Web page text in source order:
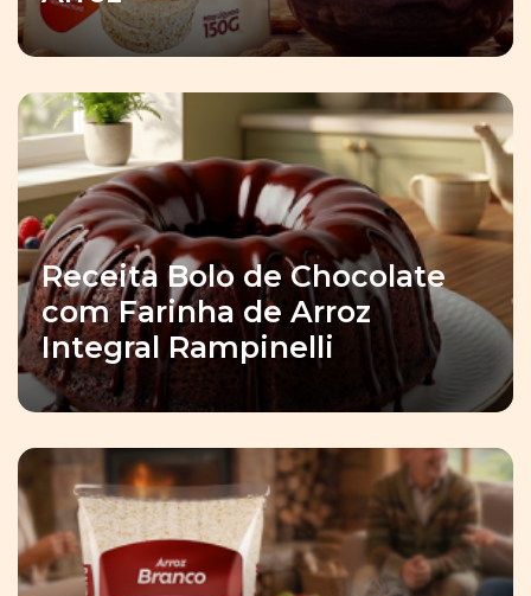
Receita Bolo de Chocolate
com Farinha de Arroz
Integral Rampinelli